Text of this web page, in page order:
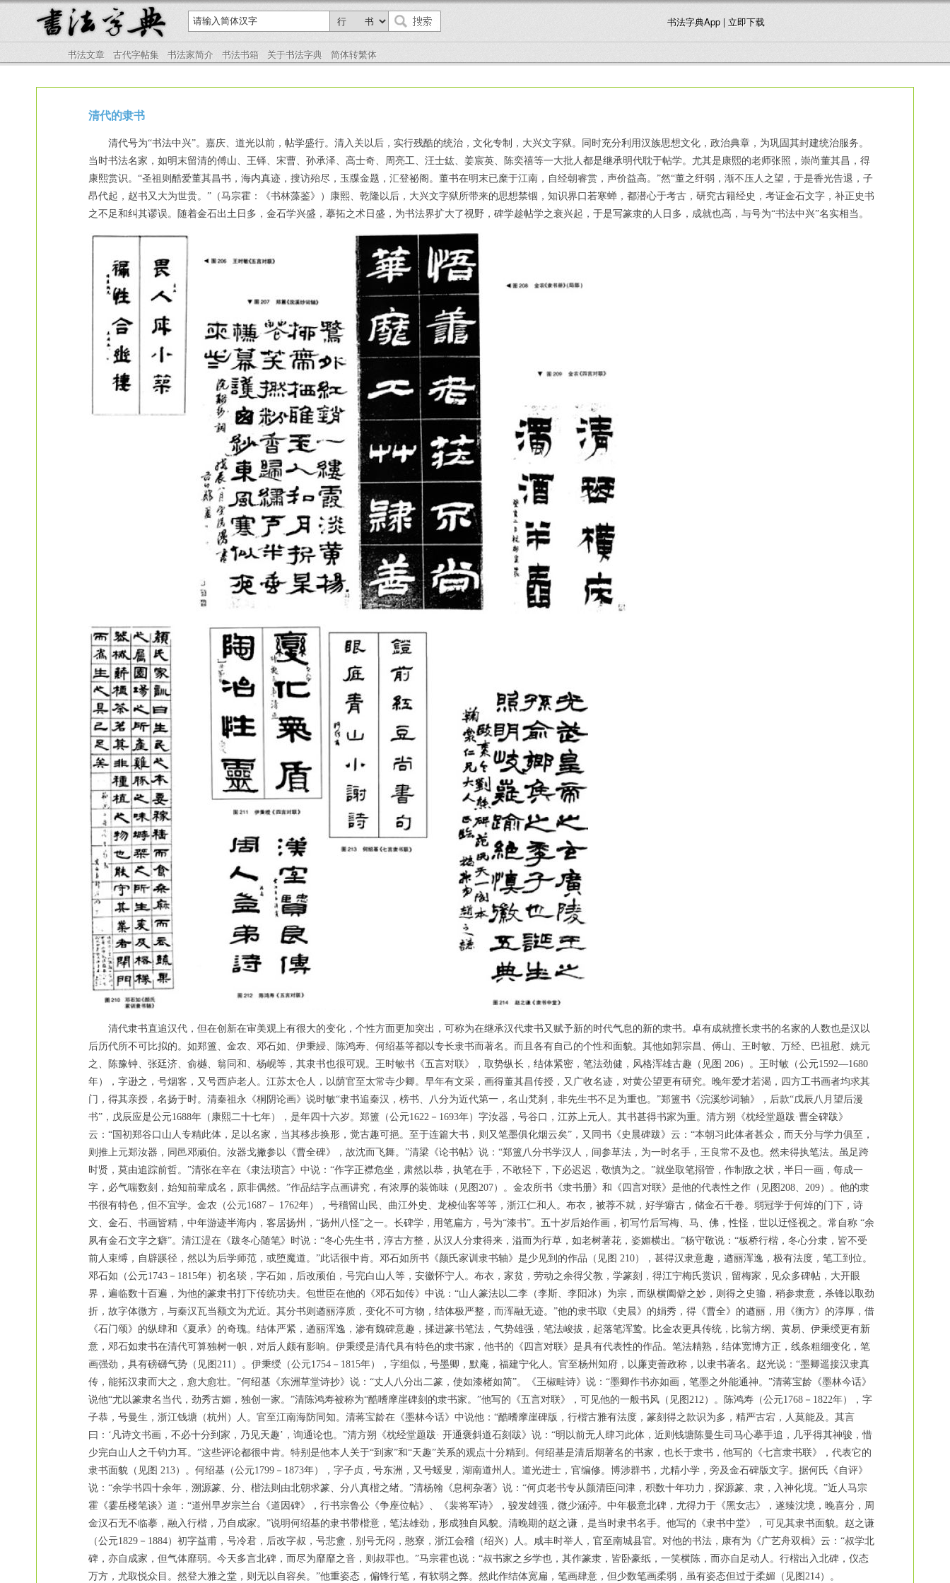
书法字典App | 立即下载
书法文章 古代字帖集 书法家简介 书法书箱 关于书法字典 简体转繁体
清代的隶书
清代号为“书法中兴”。嘉庆、道光以前，帖学盛行。清入关以后，实行残酷的统治，文化专制，大兴文字狱。同时充分利用汉族思想文化，政治典章，为巩固其封建统治服务。
当时书法名家，如明末留清的傅山、王铎、宋曹、孙承泽、高士奇、周亮工、汪士鈜、姜宸英、陈奕禧等一大批人都是继承明代耽于帖学。尤其是康熙的老师张照，崇尚董其昌，得
康熙赏识。“圣祖则酷爱董其昌书，海内真迹，搜访殆尽，玉牒金题，汇登祕阁。董书在明末已糜于江南，自经朝睿赏，声价益高。”然“董之纤弱，渐不压人之望，于是香光告退，子
昂代起，赵书又大为世贵。”（马宗霍：《书林藻鉴》）康熙、乾隆以后，大兴文字狱所带来的思想禁锢，知识界口若寒蝉，都潜心于考古，研究古籍经史，考证金石文字，补正史书
之不足和纠其谬误。随着金石出土日多，金石学兴盛，摹拓之术日盛，为书法界扩大了视野，碑学趁帖学之衰兴起，于是写篆隶的人日多，成就也高，与号为“书法中兴”名实相当。
清代隶书直追汉代，但在创新在审美观上有很大的变化，个性方面更加突出，可称为在继承汉代隶书又赋予新的时代气息的新的隶书。卓有成就擅长隶书的名家的人数也是汉以
后历代所不可比拟的。如郑簠、金农、邓石如、伊秉綅、陈鸿寿、何绍基等都以专长隶书而著名。而且各有自己的个性和面貌。其他如郭宗昌、傅山、王时敏、万经、巴祖慰、姚元
之、陈豫钟、张廷济、俞樾、翁同和、杨岘等，其隶书也很可观。王时敏书《五言对联》，取势纵长，结体紧密，笔法劲健，风格浑雄古趣（见图 206）。王时敏（公元1592—1680
年），字逊之，号烟客，又号西庐老人。江苏太仓人，以荫官至太常寺少卿。早年有文采，画得董其昌传授，又广收名迹，对黄公望更有研究。晚年爱才若渴，四方工书画者均求其
门，得其亲授，名扬于时。清秦祖永《桐阴论画》说时敏“隶书追秦汉，榜书、八分为近代第一，名山梵刹，非先生书不足为重也。”郑簠书《浣溪纱词轴》，后款“戊辰八月望后漫
书”，戊辰应是公元1688年（康熙二十七年），是年四十六岁。郑簠（公元1622－1693年）字汝器，号谷口，江苏上元人。其书甚得书家为重。清方朔《枕经堂题跋·曹全碑跋》
云：“国初郑谷口山人专精此体，足以名家，当其移步换形，觉古趣可挹。至于连篇大书，则又笔墨俱化烟云矣”，又同书《史晨碑跋》云：“本朝习此体者甚众，而天分与学力俱至，
则推上元郑汝器，同邑邓顽伯。汝器戈撇参以《曹全碑》，故沈而飞舞。”清梁《论书帖》说：“郑簠八分书学汉人，间参草法，为一时名手，王良常不及也。然未得执笔法。虽足跨
时贤，莫由追踪前哲。”清张在辛在《隶法琐言》中说：“作字正襟危坐，肃然以恭，执笔在手，不敢轻下，下必迟迟，敬慎为之。”就坐取笔搦管，作制敌之状，半日一画，每成一
字，必气喘数刻，始知前辈成名，原非偶然。”作品结字点画讲究，有浓厚的装饰味（见图207）。金农所书《隶书册》和《四言对联》是他的代表性之作（见图208、209）。他的隶
书很有特色，但不宜学。金农（公元1687－ 1762年），号稽留山民、曲江外史、龙梭仙客等等，浙江仁和人。布衣，被荐不就，好学癖古，储金石千卷。弱冠学于何焯的门下，诗
文、金石、书画皆精，中年游迹半海内，客居扬州，“扬州八怪”之一。长碑学，用笔扁方，号为“漆书”。五十岁后始作画，初写竹后写梅、马、佛，性怪，世以迂怪视之。常自称 “余
夙有金石文字之癖”。清江湜在《跋冬心随笔》时说：“冬心先生书，淳古方整，从汉人分隶得来，溢而为行草，如老树著花，姿媚横出。”杨守敬说：“板桥行楷，冬心分隶，皆不受
前人束缚，自辟蹊径，然以为后学师范，或堕魔道。”此话很中肯。邓石如所书《颜氏家训隶书轴》是少见到的作品（见图 210），甚得汉隶意趣，遒丽浑逸，极有法度，笔工到位。
邓石如（公元1743－1815年）初名琰，字石如，后改顽伯，号完白山人等，安徽怀宁人。布衣，家贫，劳动之余得父教，学篆刻，得江宁梅氏赏识，留梅家，见众多碑帖，大开眼
界，遍临数十百遍，为他的篆隶书打下传统功夫。包世臣在他的《邓石如传》中说：“山人篆法以二李（李斯、李阳冰）为宗，而纵横阖僻之妙，则得之史籀，稍参隶意，杀锋以取劲
折，故字体微方，与秦汉瓦当额文为尤近。其分书则遒丽淳质，变化不可方物，结体极严整，而浑融无迹。”他的隶书取《史晨》的娟秀，得《曹全》的遒丽，用《衡方》的淳厚，借
《石门颂》的纵肆和《夏承》的奇瑰。结体严紧，遒丽浑逸，渗有魏碑意趣，揉进篆书笔法，气势雄强，笔法峻拔，起落笔浑鸷。比金农更具传统，比翁方纲、黄易、伊秉绶更有新
意，邓石如隶书在清代可算独树一帜，对后人颇有影响。伊秉绶是清代具有特色的隶书家，他书的《四言对联》是具有代表性的作品。笔法精熟，结体宽博方正，线条粗细变化，笔
画强劲，具有磅礴气势（见图211）。伊秉绶（公元1754－1815年），字组似，号墨卿，默庵，福建宁化人。官至杨州知府，以廉吏善政称，以隶书著名。赵光说：“墨卿遥接汉隶真
传，能拓汉隶而大之，愈大愈壮。”何绍基《东洲草堂诗抄》说：“丈人八分出二篆，使如漆楮如简”。《王椒畦诗》说：“墨卿作书亦如画，笔墨之外能通神。”清蒋宝龄《墨林今话》
说他“尤以篆隶名当代，劲秀古媚，独创一家。”清陈鸿寿被称为“酷嗜摩崖碑刻的隶书家。”他写的《五言对联》，可见他的一般书风（见图212）。陈鸿寿（公元1768－1822年），字
子恭，号曼生，浙江钱塘（杭州）人。官至江南海防同知。清蒋宝龄在《墨林今话》中说他：“酷嗜摩崖碑版，行楷古雅有法度，篆刻得之款识为多，精严古宕，人莫能及。其言
曰：‘凡诗文书画，不必十分到家，乃见天趣’，询通论也。”清方朔《枕经堂题跋· 开通褒斜道石刻跋》说：“明以前无人肆习此体，近则钱塘陈曼生司马心摹手追，几乎得其神骏，惜
少完白山人之千钧力耳。”这些评论都很中肯。特别是他本人关于“到家”和“天趣”关系的观点十分精到。何绍基是清后期著名的书家，也长于隶书，他写的《七言隶书联》，代表它的
隶书面貌（见图 213）。何绍基（公元1799－1873年），字子贞，号东洲，又号蝯叟，湖南道州人。道光进士，官编修。博涉群书，尤精小学，旁及金石碑版文字。据何氏《自评》
说：“余学书四十余年，溯源篆、分、楷法则由北朝求篆、分八真楷之绪。”清杨翰《息柯杂著》说：“何贞老书专从颜清臣问津，积数十年功力，探源篆、隶，入神化境。”近人马宗
霍《霎岳楼笔谈》道：“道州早岁宗兰台《道因碑》，行书宗鲁公《争座位帖》、《裴将军诗》，骏发雄强，微少涵渟。中年极意北碑，尤得力于《黑女志》，遂臻沈境，晚喜分，周
金汉石无不临摹，融入行楷，乃自成家。”说明何绍基的隶书带楷意，笔法雄劲，形成独自风貌。清晚期的赵之谦，是当时隶书名手。他写的《隶书中堂》，可见其隶书面貌。赵之谦
（公元1829－1884）初字益甫，号冷君，后改字叔，号悲盦，别号无闷，憨寮，浙江会稽（绍兴）人。咸丰时举人，官至南城县官。对他的书法，康有为《广艺舟双楫》云：“叔学北
碑，亦自成家，但气体靡弱。今天多言北碑，而尽为靡靡之音，则叔罪也。”马宗霍也说：“叔书家之乡学也，其作篆隶，皆卧豪纸，一笑横陈，而亦自足动人。行楷出入北碑，仪态
万方，尤取悦众目。然登大雅之堂，则无以自容矣。”他重姿态，偏锋行笔，有软弱之弊。然此作结体宽扁，笔画肆意，但少数笔画柔弱，虽有姿态但过于柔媚（见图214）。